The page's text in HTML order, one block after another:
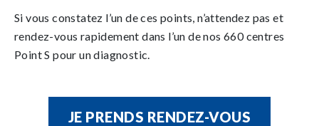
Si vous constatez l’un de ces points, n’attendez pas et
rendez-vous rapidement dans l’un de nos 660 centres
Point S pour un diagnostic.
JE PRENDS RENDEZ-VOUS